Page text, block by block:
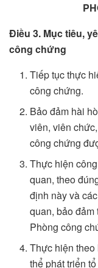
Điều 3. Mục tiêu,
công chứng
Tiếp tục thực
công chứng.
Bảo đảm hài
viên, viên
công chứng
Thực hiện
quan, theo
định này và
quan, bảo
Phòng công
Thực hiện theo
thể phát triển